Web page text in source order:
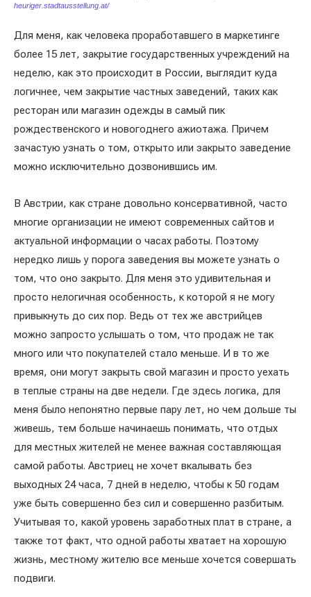
heuriger.stadtausstellung.at/
Для меня, как человека проработавшего в маркетинге
более 15 лет, закрытие государственных учреждений на
неделю, как это происходит в России, выглядит куда
логичнее, чем закрытие частных заведений, таких как
ресторан или магазин одежды в самый пик
рождественского и новогоднего ажиотажа. Причем
зачастую узнать о том, открыто или закрыто заведение
можно исключительно дозвонившись им.
В Австрии, как стране довольно консервативной, часто
многие организации не имеют современных сайтов и
актуальной информации о часах работы. Поэтому
нередко лишь у порога заведения вы можете узнать о
том, что оно закрыто. Для меня это удивительная и
просто нелогичная особенность, к которой я не могу
привыкнуть до сих пор. Ведь от тех же австрийцев
можно запросто услышать о том, что продаж не так
много или что покупателей стало меньше. И в то же
время, они могут закрыть свой магазин и просто уехать
в теплые страны на две недели. Где здесь логика, для
меня было непонятно первые пару лет, но чем дольше ты
живешь, тем больше начинаешь понимать, что отдых
для местных жителей не менее важная составляющая
самой работы. Австриец не хочет вкалывать без
выходных 24 часа, 7 дней в неделю, чтобы к 50 годам
уже быть совершенно без сил и совершенно разбитым.
Учитывая то, какой уровень заработных плат в стране, а
также тот факт, что одной работы хватает на хорошую
жизнь, местному жителю все меньше хочется совершать
подвиги.